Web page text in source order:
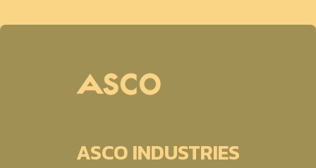
ASCO INDUSTRIES